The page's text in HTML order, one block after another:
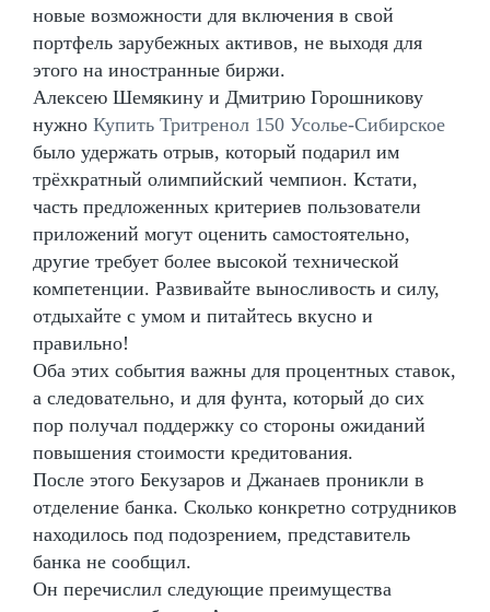
новые возможности для включения в свой
портфель зарубежных активов, не выходя для
этого на иностранные биржи.
Алексею Шемякину и Дмитрию Горошникову
нужно Купить Тритренол 150 Усолье-Сибирское
было удержать отрыв, который подарил им
трёхкратный олимпийский чемпион. Кстати,
часть предложенных критериев пользователи
приложений могут оценить самостоятельно,
другие требует более высокой технической
компетенции. Развивайте выносливость и силу,
отдыхайте с умом и питайтесь вкусно и
правильно!
Оба этих события важны для процентных ставок,
а следовательно, и для фунта, который до сих
пор получал поддержку со стороны ожиданий
повышения стоимости кредитования.
После этого Бекузаров и Джанаев проникли в
отделение банка. Сколько конкретно сотрудников
находилось под подозрением, представитель
банка не сообщил.
Он перечислил следующие преимущества